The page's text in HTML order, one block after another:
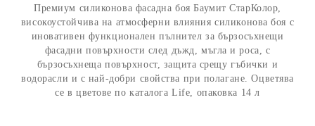
Премиум силиконова фасадна боя Баумит СтарКолор,
високоустойчива на атмосферни влияния силиконова боя с
иновативен функционален пълнител за бързосъхнещи
фасадни повърхности след дъжд, мъгла и роса, с
бързосъхнеща повърхност, защита срещу гъбички и
водорасли и с най-добри свойства при полагане. Оцветява
се в цветове по каталога Life, опаковка 14 л